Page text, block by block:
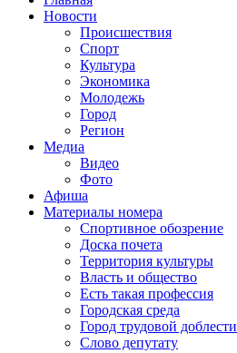
Новости
Происшествия
Спорт
Культура
Экономика
Молодежь
Город
Регион
Медиа
Видео
Фото
Афиша
Материалы номера
Спортивное обозрение
Доска почета
Территория культуры
Власть и общество
Есть такая профессия
Городская среда
Город трудовой доблести
Слово депутату